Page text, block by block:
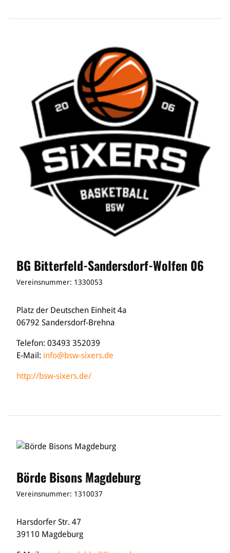
BG Bitterfeld-Sandersdorf-Wolfen 06
Vereinsnummer: 1330053
Platz der Deutschen Einheit 4a
06792 Sandersdorf-Brehna
Telefon: 03493 352039
E-Mail: info@bsw-sixers.de
http://bsw-sixers.de/
Börde Bisons Magdeburg
Vereinsnummer: 1310037
Harsdorfer Str. 47
39110 Magdeburg